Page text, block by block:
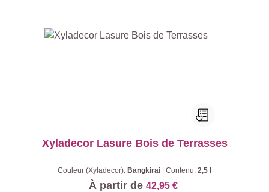
Xyladecor Lasure Bois de Terrasses
Couleur (Xyladecor): Bangkirai Contenu: 2,5 l
À partir de 42,95 €